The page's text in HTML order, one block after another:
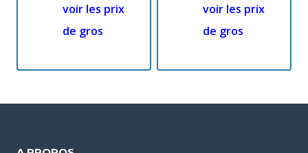
voir les prix
de gros
voir les prix
de gros